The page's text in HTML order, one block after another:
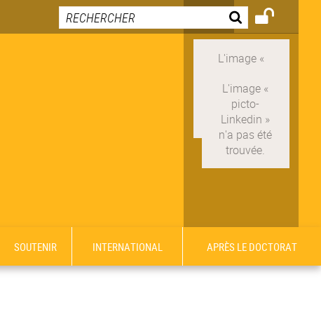
SOUTENIR INTERNATIONAL APRÈS LE DOCTORAT